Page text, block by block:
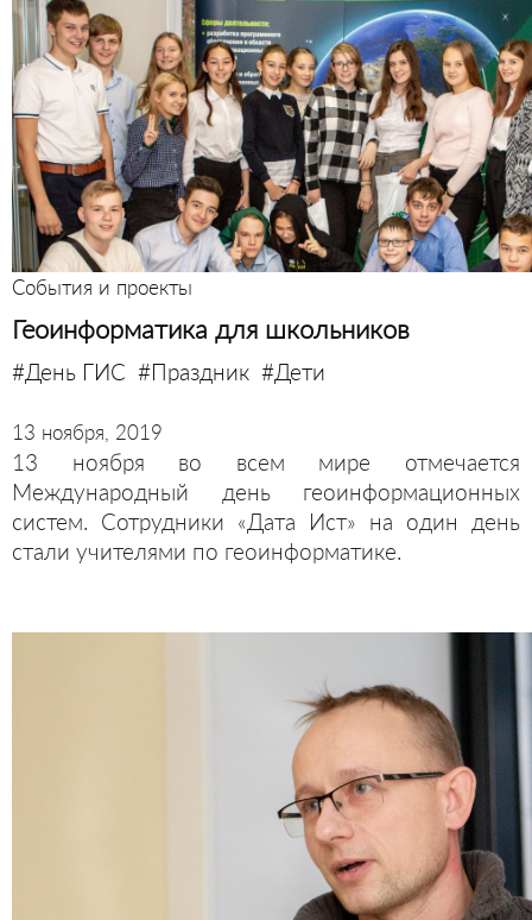
События и проекты
Геоинформатика для школьников
#День ГИС #Праздник #Дети
13 ноября, 2019
13 ноября во всем мире отмечается
Международный день геоинформационных
систем. Сотрудники «Дата Ист» на один день
стали учителями по геоинформатике.